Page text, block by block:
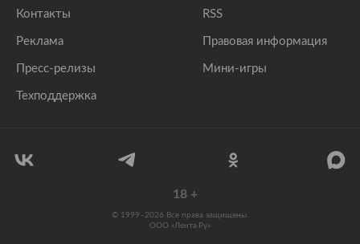
Контакты
Реклама
Пресс-релизы
Техподдержка
RSS
Правовая информация
Мини-игры
18 +
© 1999–2026 Все права защищены.
ООО «Лента.Ру»